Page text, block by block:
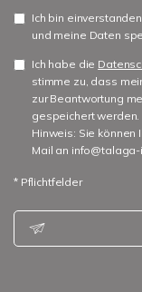
Ich bin
und meine Daten
Ich habe die
stimme zu, dass
zur Beantwortung
gespeichert werden.
Hinweis: Sie können
Mail an
* Pflichtfelder